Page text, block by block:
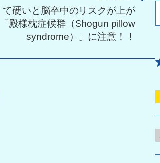
て硬いと脳卒中のリスクが上が
殿様枕症候群（Shogun pillow
syndrome）」に注意！！